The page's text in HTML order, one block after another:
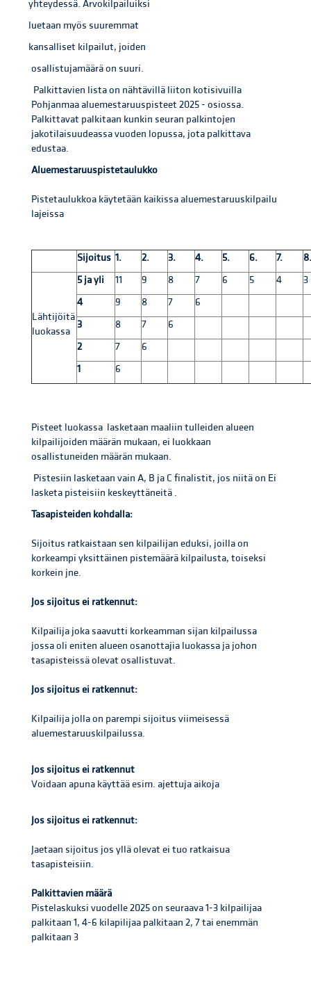
yhteydessä. Arvokilpailuiksi
luetaan myös suuremmat
kansalliset kilpailut, joiden
osallistujamäärä on suuri.
Palkittavien lista on nähtävillä liiton kotisivuilla
Pohjanmaa aluemestaruuspisteet 2025 - osiossa.
Palkittavat palkitaan kunkin seuran palkintojen
jakotilaisuudeassa vuoden lopussa, jota palkittava
edustaa.
Aluemestaruuspistetaulukko
Pistetaulukkoa käytetään kaikissa aluemestaruuskilpailu
lajeissa
Sijoitus 1. 2. 3. 4. 5. 6. 7. 8.
Lähtijöitä
luokassa
5 ja yli 11 9 8 7 6 5 4
3
4
9 8 7
6
3
8 7
6
2
7
6
1
6
Pisteet luokassa lasketaan maaliin tulleiden alueen
kilpailijoiden määrän mukaan, ei luokkaan
osallistuneiden määrän mukaan.
Pistesiin lasketaan vain A, B ja C finalistit, jos niitä on Ei
lasketa pisteisiin keskeyttäneitä .
Tasapisteiden kohdalla:
Sijoitus ratkaistaan sen kilpailijan eduksi, joilla on
korkeampi yksittäinen pistemäärä kilpailusta, toiseksi
korkein jne.
Jos sijoitus ei ratkennut:
Kilpailija joka saavutti korkeamman sijan kilpailussa
jossa oli eniten alueen osanottajia luokassa ja johon
tasapisteissä olevat osallistuvat.
Jos sijoitus ei ratkennut:
Kilpailija jolla on parempi sijoitus viimeisessä
aluemestaruuskilpailussa.
Jos sijoitus ei ratkennut
Voidaan apuna käyttää esim. ajettuja aikoja
Jos sijoitus ei ratkennut:
Jaetaan sijoitus jos yllä olevat ei tuo ratkaisua
tasapisteisiin.
Palkittavien määrä
Pistelaskuksi vuodelIe 2025 on seuraava 1-3 kilpailijaa
palkitaan 1, 4-6 kilapilijaa palkitaan 2, 7 tai enemmän
palkitaan 3